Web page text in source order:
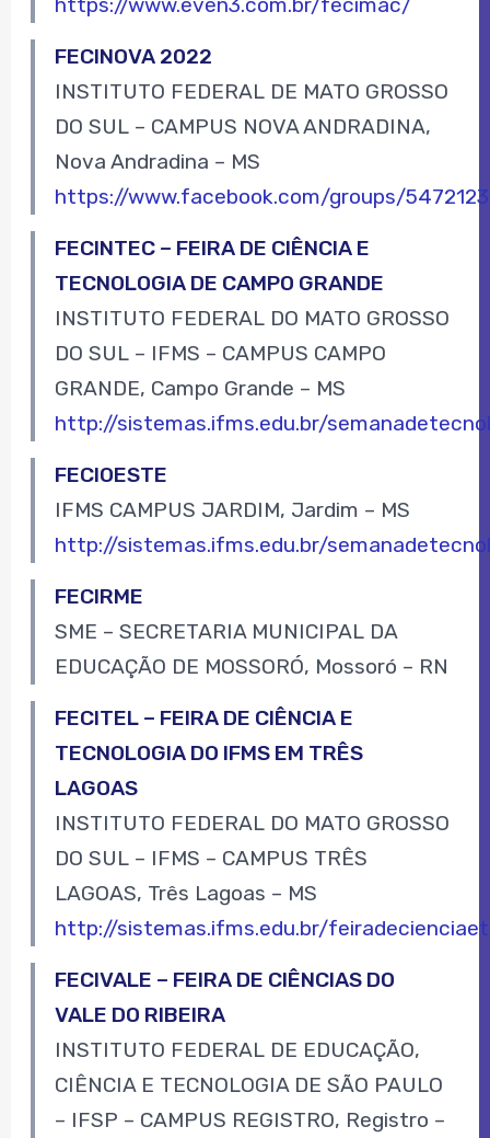
FECINOVA 2022
INSTITUTO FEDERAL DE MATO GROSSO
DO SUL – CAMPUS NOVA ANDRADINA,
Nova Andradina – MS
https://www.facebook.com/groups/
FECINTEC – FEIRA DE CIÊNCIA E
TECNOLOGIA DE CAMPO GRANDE
INSTITUTO FEDERAL DO MATO GROSSO
DO SUL – IFMS – CAMPUS CAMPO
GRANDE, Campo Grande – MS
http://sistemas.ifms.edu.br/
FECIOESTE
IFMS CAMPUS JARDIM, Jardim – MS
http://sistemas.ifms.edu.br/
FECIRME
SME – SECRETARIA MUNICIPAL DA
EDUCAÇÃO DE MOSSORÓ, Mossoró – RN
FECITEL – FEIRA DE CIÊNCIA E
TECNOLOGIA DO IFMS EM TRÊS
LAGOAS
INSTITUTO FEDERAL DO MATO GROSSO
DO SUL – IFMS – CAMPUS TRÊS
LAGOAS, Três Lagoas – MS
http://sistemas.ifms.edu.br/
FECIVALE – FEIRA DE CIÊNCIAS DO
VALE DO RIBEIRA
INSTITUTO FEDERAL DE EDUCAÇÃO,
CIÊNCIA E TECNOLOGIA DE SÃO PAULO
– IFSP – CAMPUS REGISTRO, Registro –